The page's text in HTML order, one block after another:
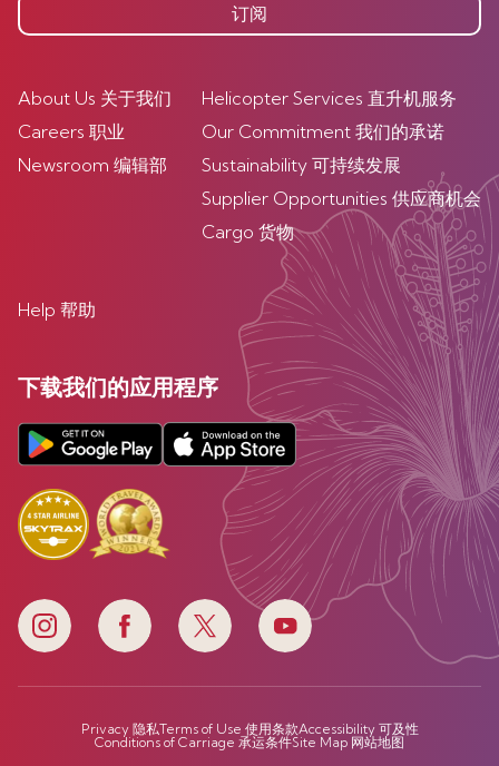
订阅
About Us 关于我们
Careers 职业
Newsroom 编辑部
Helicopter Services 直升机服务
Our Commitment 我们的承诺
Sustainability 可持续发展
Supplier Opportunities 供应商机会
Cargo 货物
Help 帮助
下载我们的应用程序
Privacy 隐私Terms of Use 使用条款Accessibility 可及性
Conditions of Carriage 承运条件Site Map 网站地图